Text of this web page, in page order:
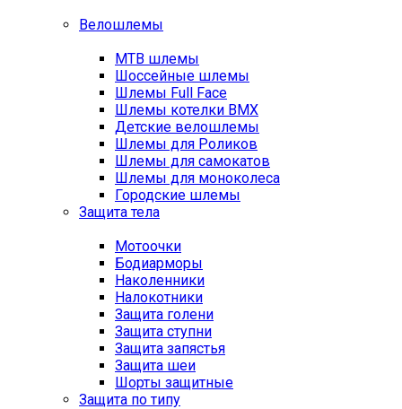
Велошлемы
MTB шлемы
Шоссейные шлемы
Шлемы Full Face
Шлемы котелки BMX
Детские велошлемы
Шлемы для Роликов
Шлемы для самокатов
Шлемы для моноколеса
Городские шлемы
Защита тела
Мотоочки
Бодиарморы
Наколенники
Налокотники
Защита голени
Защита ступни
Защита запястья
Защита шеи
Шорты защитные
Защита по типу